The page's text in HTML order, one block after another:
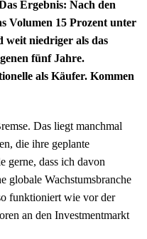
Ergebnis: Nach den
Volumen 15 Prozent unter
weit niedriger als das
fünf Jahre.
als Käufer. Kommen
Das liegt manchmal
die ihre geplante
gerne, dass ich davon
globale Wachstumsbranche
funktioniert wie vor der
an den Investmentmarkt